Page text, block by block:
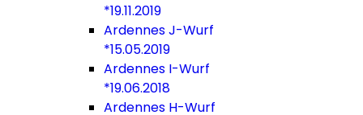
*19.11.2019
Ardennes J-Wurf
*15.05.2019
Ardennes I-Wurf
*19.06.2018
Ardennes H-Wurf